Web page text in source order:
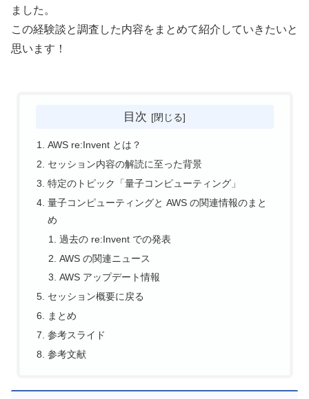
ました。
この経験談と調査した内容をまとめて紹介していきたいと
思います！
目次
AWS re:Invent とは？
セッション内容の解読に至った背景
特定のトピック「量子コンピューティング」
量子コンピューティングと AWS の関連情報のまと
め
過去の re:Invent での発表
AWS の関連ニュース
AWS アップデート情報
セッション概要に戻る
まとめ
参考スライド
参考文献